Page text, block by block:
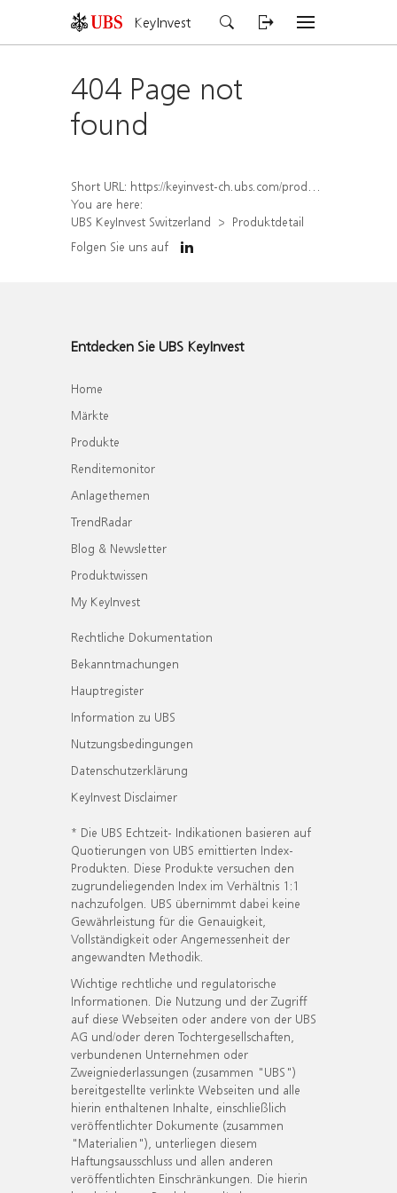
KeyInvest
404 Page not
found
Short URL: https://keyinvest-ch.ubs.com/produkt/detail/index/isin/CH1292040859
You are here:
UBS KeyInvest Switzerland
Produktdetail
Folgen Sie uns auf
Entdecken Sie UBS KeyInvest
Home
Märkte
Produkte
Renditemonitor
Anlagethemen
TrendRadar
Blog & Newsletter
Produktwissen
My KeyInvest
Rechtliche Dokumentation
Bekanntmachungen
Hauptregister
Information zu UBS
Nutzungsbedingungen
Datenschutzerklärung
KeyInvest Disclaimer
* Die UBS Echtzeit- Indikationen basieren auf
Quotierungen von UBS emittierten Index-
Produkten. Diese Produkte versuchen den
zugrundeliegenden Index im Verhältnis 1:1
nachzufolgen. UBS übernimmt dabei keine
Gewährleistung für die Genauigkeit,
Vollständigkeit oder Angemessenheit der
angewandten Methodik.
Wichtige rechtliche und regulatorische
Informationen. Die Nutzung und der Zugriff
auf diese Webseiten oder andere von der UBS
AG und/oder deren Tochtergesellschaften,
verbundenen Unternehmen oder
Zweigniederlassungen (zusammen "UBS")
bereitgestellte verlinkte Webseiten und alle
hierin enthaltenen Inhalte, einschließlich
veröffentlichter Dokumente (zusammen
"Materialien"), unterliegen diesem
Haftungsausschluss und allen anderen
veröffentlichten Einschränkungen. Die hierin